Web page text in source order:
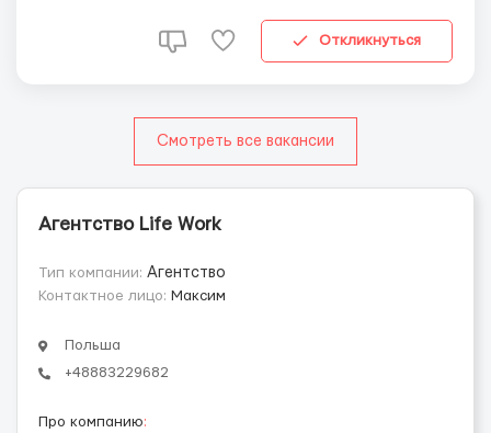
Откликнуться
Смотреть все вакансии
Агентство Life Work
Тип компании: Агентство
Контактное лицо: Максим
Польша
+48883229682
Про компанию: